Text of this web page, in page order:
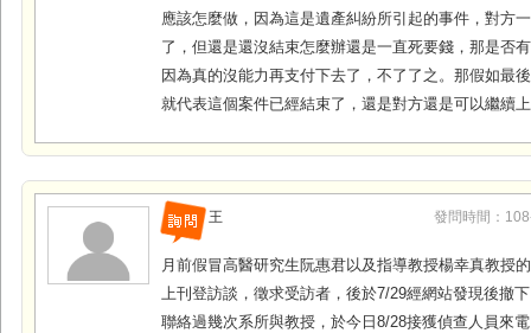
應該怎麼做，因為這是遺產糾紛所引起的事件，對方
了，但還是還沒結束怎麼辦還是一直死要錢，那是否
因為真的沒能力再支付下去了，不了了之。那假如最
就代表這個案件已經結束了，還是對方還是可以繼續
王 發問時間：
月前假冒高醫研究生阮惠君以及指導教授楊幸真教授
上刊登訪談，徵求受訪者，後於7/29經網站發現後撤
聯絡過幾次系所與教授，於今日8/28接獲偵查人員來